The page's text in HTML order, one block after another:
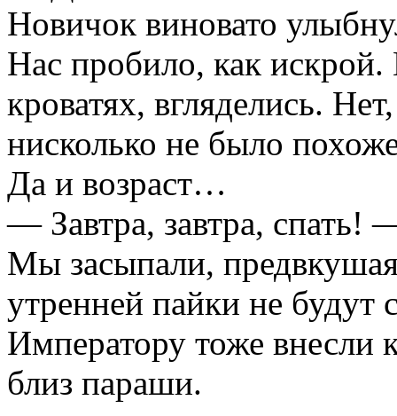
Новичок виновато
Нас пробило, как
кроватях, вгляделись.
нисколько не было
Да и возраст…
— Завтра, завтра, спать!
Мы засыпали,
утренней пайки не будут
Императору тоже внесли
близ параши.